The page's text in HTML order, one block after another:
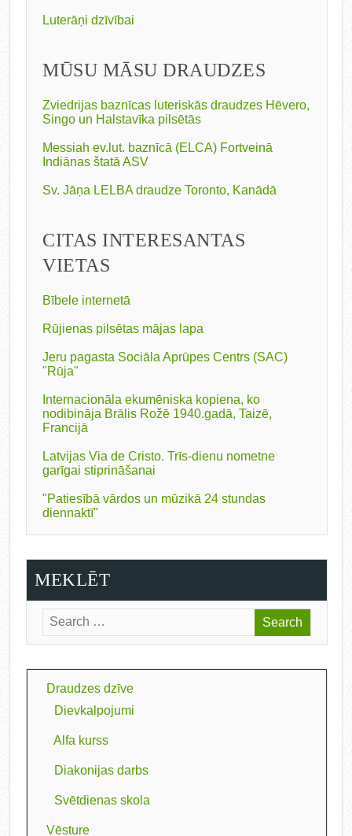
Luterāņi dzīvībai
MŪSU MĀSU DRAUDZES
Zviedrijas baznīcas luteriskās draudzes Hēvero,
Singo un Halstavīka pilsētās
Messiah ev.lut. baznīcā (ELCA) Fortveinā
Indiānas štatā ASV
Sv. Jāņa LELBA draudze Toronto, Kanādā
CITAS INTERESANTAS
VIETAS
Bībele internetā
Rūjienas pilsētas mājas lapa
Jeru pagasta Sociāla Aprūpes Centrs (SAC)
"Rūja"
Internacionāla ekumēniska kopiena, ko
nodibināja Brālis Rožē 1940.gadā, Taizē,
Francijā
Latvijas Via de Cristo. Trīs-dienu nometne
garīgai stiprināšanai
"Patiesībā vārdos un mūzikā 24 stundas
diennaktī"
MEKLĒT
Draudzes dzīve
Dievkalpojumi
Alfa kurss
Diakonijas darbs
Svētdienas skola
Vēsture